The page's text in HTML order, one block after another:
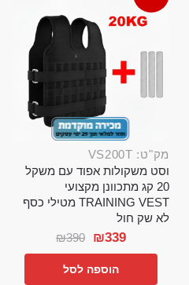
מק"ט: VS200T
וסט משקולות אפוד עם משקל
20 קג מתכוונן מקצועי
TRAINING VEST מטילי כסף
לא שק חול
₪390 ₪339
הוספה לסל